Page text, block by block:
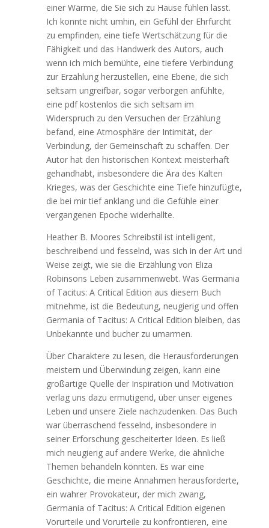
einer Wärme, die Sie sich zu Hause fühlen lässt.
Ich konnte nicht umhin, ein Gefühl der Ehrfurcht
zu empfinden, eine tiefe Wertschätzung für die
Fähigkeit und das Handwerk des Autors, auch
wenn ich mich bemühte, eine tiefere Verbindung
zur Erzählung herzustellen, eine Ebene, die sich
seltsam ungreifbar, sogar verborgen anfühlte,
eine pdf kostenlos die sich seltsam im
Widerspruch zu den Versuchen der Erzählung
befand, eine Atmosphäre der Intimität, der
Verbindung, der Gemeinschaft zu schaffen. Der
Autor hat den historischen Kontext meisterhaft
gehandhabt, insbesondere die Ära des Kalten
Krieges, was der Geschichte eine Tiefe hinzufügte,
die bei mir tief anklang und die Gefühle einer
vergangenen Epoche widerhallte.
Heather B. Moores Schreibstil ist intelligent,
beschreibend und fesselnd, was sich in der Art und
Weise zeigt, wie sie die Erzählung von Eliza
Robinsons Leben zusammenwebt. Was Germania
of Tacitus: A Critical Edition aus diesem Buch
mitnehme, ist die Bedeutung, neugierig und offen
Germania of Tacitus: A Critical Edition bleiben, das
Unbekannte und bucher zu umarmen.
Über Charaktere zu lesen, die Herausforderungen
meistern und Überwindung zeigen, kann eine
großartige Quelle der Inspiration und Motivation
verlag uns dazu ermutigend, über unser eigenes
Leben und unsere Ziele nachzudenken. Das Buch
war überraschend fesselnd, insbesondere in
seiner Erforschung gescheiterter Ideen. Es ließ
mich neugierig auf andere Werke, die ähnliche
Themen behandeln könnten. Es war eine
Geschichte, die meine Annahmen herausforderte,
ein wahrer Provokateur, der mich zwang,
Germania of Tacitus: A Critical Edition eigenen
Vorurteile und Vorurteile zu konfrontieren, eine